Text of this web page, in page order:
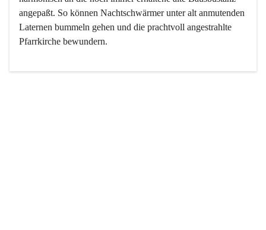
angepaßt. So können Nachtschwärmer unter alt anmutenden
Laternen bummeln gehen und die prachtvoll angestrahlte
Pfarrkirche bewundern.
Der Weinbau dominert heute nicht mehr, ist aber integrativer